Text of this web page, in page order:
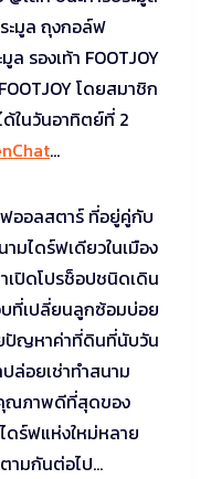
ะมูล ถุงกอล์ฟ
รองเท้า FOOTJOY
โดยสมาชิก
ในวันอาทิตย์ที่ 2
…
ฟออลสตาร์ ที่อยู่คู่กับ
มไดร์ฟเดียวในเมือง
ปิดโปรช็อปชนิดเดิน
ที่เปลี่ยนลูกซ้อมบ่อย
ปัญหาค่าที่ดินที่นับวัน
ล่อยเช่าทำสนาม
ณภาพดีที่สุดของ
ดร์ฟแห่งใหม่หลาย
ามกันต่อไป…